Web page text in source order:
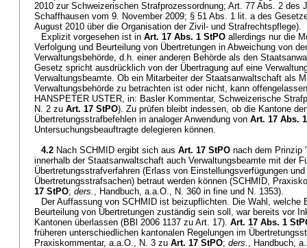
2010 zur Schweizerischen Strafprozessordnung; Art. 77 Abs. 2 des
Schaffhausen vom 9. November 2009; § 51 Abs. 1 lit. a des
August 2010 über die Organisation der Zivil- und Strafrechtspflege).
Explizit vorgesehen ist in Art. 17 Abs. 1 StPO allerdings nur die
Verfolgung und Beurteilung von Übertretungen in Abweichung von
Verwaltungsbehörde, d.h. einer anderen Behörde als den
Gesetz spricht ausdrücklich von der Übertragung auf eine
Verwaltungsbeamte. Ob ein Mitarbeiter der Staatsanwaltschaft als
Verwaltungsbehörde zu betrachten ist oder nicht, kann
HANSPETER USTER, in: Basler Kommentar, Schweizerische
N. 2 zu Art. 17 StPO). Zu prüfen bleibt indessen, ob die Kantone
Übertretungsstrafbefehlen in analoger Anwendung von Art. 17 Abs.
Untersuchungsbeauftragte delegieren können.
4.2 Nach SCHMID ergibt sich aus Art. 17 StPO nach dem Prinzip
innerhalb der Staatsanwaltschaft auch Verwaltungsbeamte mit der
Übertretungsstrafverfahren (Erlass von Einstellungsverfügungen
Übertretungsstrafsachen) betraut werden können (SCHMID,
17 StPO; ders. , Handbuch, a.a.O., N. 360 in fine und N. 1353).
Der Auffassung von SCHMID ist beizupflichten. Die Wahl, welche
Beurteilung von Übertretungen zuständig sein soll, war bereits vor
Kantonen überlassen (BBl 2006 1137 zu Art. 17). Art. 17 Abs. 1
früheren unterschiedlichen kantonalen Regelungen im
Praxiskommentar, a.a.O., N. 3 zu Art. 17 StPO; ders. , Handbuch,